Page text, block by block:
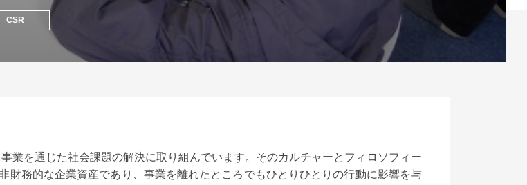
CSR
業を通じた社会課題の解決に取り組んでいます。そのカルチャーとフィロソフィー
財務的な企業資産であり、事業を離れたところでもひとりひとりの行動に影響を与